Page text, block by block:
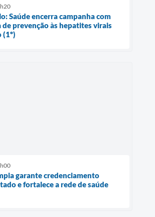
Saúde encerra campanha com
prevenção às hepatites virais
(1º)
garante credenciamento
e fortalece a rede de saúde